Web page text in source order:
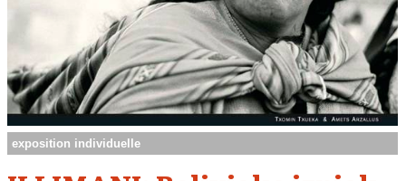
exposition individuelle